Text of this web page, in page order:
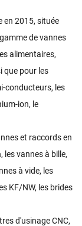
en 2015, située
de vannes
alimentaires,
que pour les
conducteurs, les
ion, le
et raccords en
vannes à bille,
à vide, les
KF/NW, les brides
d'usinage CNC,